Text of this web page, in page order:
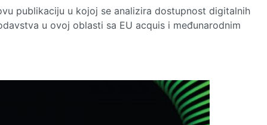
publikaciju u kojoj se analizira dostupnost digitalnih
u ovoj oblasti sa EU acquis i međunarodnim